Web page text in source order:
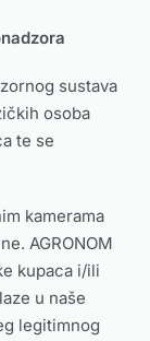
sustava
osoba
te se
kamerama
AGRONOM
kupaca i/ili
u naše
legitimnog